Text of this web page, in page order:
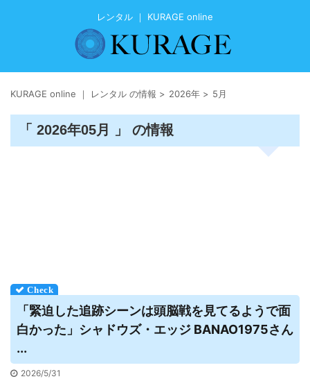
レンタル ｜ KURAGE online
KURAGE online ｜ レンタル の情報 > 2026年 > 5月
「 2026年05月 」 の情報
「緊迫した追跡シーンは頭脳戦を見てるようで面
白かった」シャドウズ・エッジ BANAO1975さん
...
2026/5/31